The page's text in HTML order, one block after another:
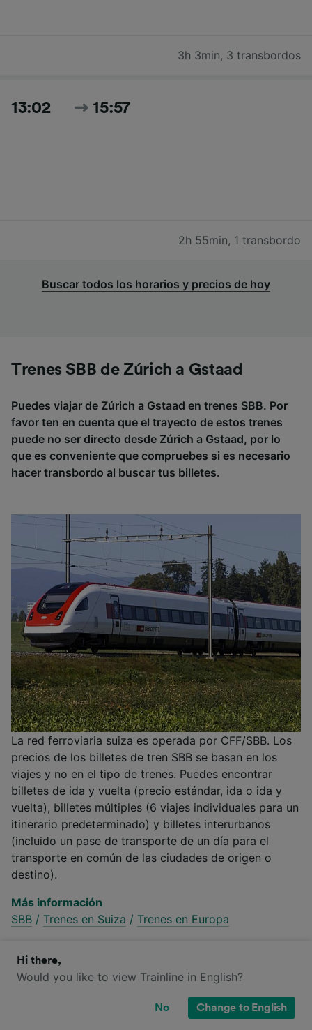
3h 3min, 3 transbordos
13:02 15:57
2h 55min, 1 transbordo
Buscar todos los horarios y precios de hoy
Trenes SBB de Zúrich a Gstaad
Puedes viajar de Zúrich a Gstaad en trenes SBB. Por
favor ten en cuenta que el trayecto de estos trenes
puede no ser directo desde Zúrich a Gstaad, por lo
que es conveniente que compruebes si es necesario
hacer transbordo al buscar tus billetes.
La red ferroviaria suiza es operada por CFF/SBB. Los
precios de los billetes de tren SBB se basan en los
viajes y no en el tipo de trenes. Puedes encontrar
billetes de ida y vuelta (precio estándar, ida o ida y
vuelta), billetes múltiples (6 viajes individuales para un
itinerario predeterminado) y billetes interurbanos
(incluido un pase de transporte de un día para el
transporte en común de las ciudades de origen o
destino).
Más información
SBB / Trenes en Suiza / Trenes en Europa
¿Qué clases de billetes hay en SBB
Intercity y SBB Eurocity para ir de
Hi there,
Would you like to view Trainline in English?
No Change to English